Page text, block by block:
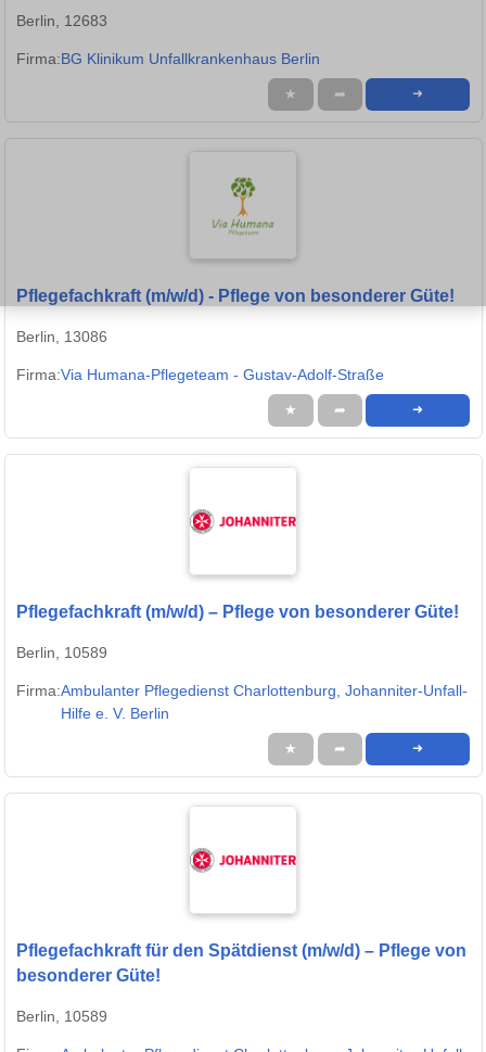
Berlin, 12683
Firma:BG Klinikum Unfallkrankenhaus Berlin
★ ➦ ➜
Pflegefachkraft (m/w/d) - Pflege von besonderer Güte!
Berlin, 13086
Firma:Via Humana-Pflegeteam - Gustav-Adolf-Straße
★ ➦ ➜
Pflegefachkraft (m/w/d) – Pflege von besonderer Güte!
Berlin, 10589
Firma:Ambulanter Pflegedienst Charlottenburg, Johanniter-Unfall-
Hilfe e. V. Berlin
★ ➦ ➜
Pflegefachkraft für den Spätdienst (m/w/d) – Pflege von
besonderer Güte!
Berlin, 10589